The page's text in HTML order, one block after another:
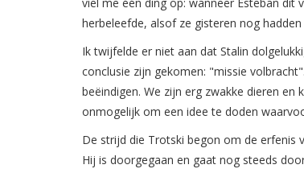
herbeleefde, alsof ze gisteren nog
Ik twijfelde er niet aan dat Stalin
conclusie zijn gekomen: "missie
beëindigen. We zijn erg zwakke dieren
onmogelijk om een idee te doden
De strijd die Trotski begon om de erfenis
Hij is doorgegaan en gaat nog steeds